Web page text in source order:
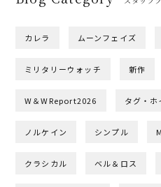
カレラ ムーンフェイズ
ミリタリーウォッチ 新作
W＆WReport2026 タグ・ホ
ノルケイン シンプル
クラシカル ベル＆ロス